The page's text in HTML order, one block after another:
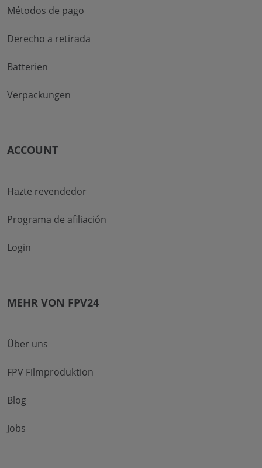
Métodos de pago
Derecho a retirada
Batterien
Verpackungen
ACCOUNT
Hazte revendedor
Programa de afiliación
Login
MEHR VON FPV24
Über uns
FPV Filmproduktion
Blog
Jobs